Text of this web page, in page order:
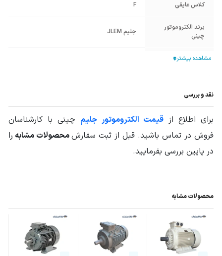
کلاس عایقی F
برند الکتروموتور
چینی
جلیم JLEM
توان الکتروموتور
سه فاز
جنس پوسته چدن Cast Iron
فرکانس (HZ) 50
دور خروجی
الکتروموتور
سایز فریم
الکتروموتور
280
نقد و بررسی
برای اطلاع ازقیمت الکتروموتور جلیم چینی با کارشناسان
فروش در تماس باشید. قبل از ثبت سفارشمحصولات مشابه را
در پایین بررسی بفرمایید.
محصولات مشابه